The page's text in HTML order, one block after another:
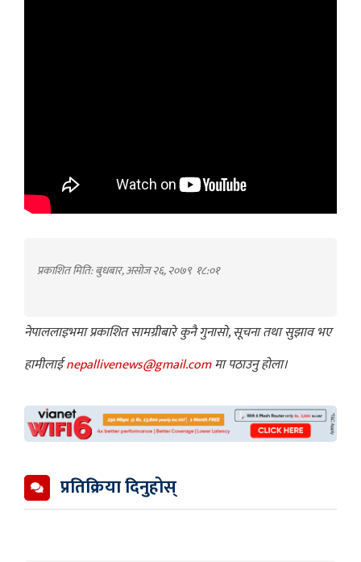
प्रकाशित मिति: बुधबार, असोज २६, २०७९ १८:०१
नेपाललाइभमा प्रकाशित सामग्रीबारे कुनै गुनासो, सूचना तथा सुझाव भए
हामीलाईnepallivenews@gmail.comमा पठाउनु होला।
प्रतिक्रिया दिनुहोस्